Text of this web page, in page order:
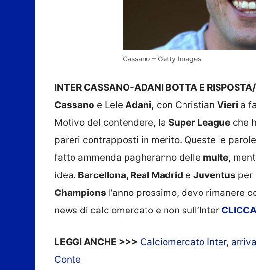
Cassano – Getty Images
INTER CASSANO-ADANI BOTTA E RISPOSTA/
Cassano e Lele Adani, con Christian Vieri a
Motivo del contendere, la Super League che
pareri contrapposti in merito. Queste le parole
fatto ammenda pagheranno delle multe,
idea. Barcellona, Real Madrid e Juventus per
Champions l’anno prossimo, devo rimanere
news di calciomercato e non sull’Inter
LEGGI ANCHE >>> Calciomercato Inter,
Conte